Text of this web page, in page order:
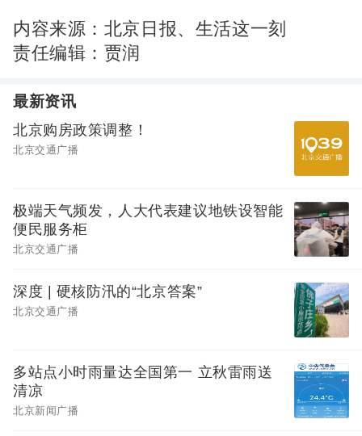
内容来源：北京日报、生活这一刻
责任编辑：贾润
最新资讯
北京购房政策调整！
北京交通广播
极端天气频发，人大代表建议地铁设智能
便民服务柜
北京交通广播
深度 | 硬核防汛的“北京答案”
北京交通广播
多站点小时雨量达全国第一 立秋雷雨送
清凉
北京新闻广播